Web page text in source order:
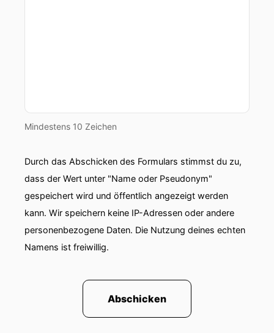
Mindestens 10 Zeichen
Durch das Abschicken des Formulars stimmst du zu,
dass der Wert unter "Name oder Pseudonym"
gespeichert wird und öffentlich angezeigt werden
kann. Wir speichern keine IP-Adressen oder andere
personenbezogene Daten. Die Nutzung deines echten
Namens ist freiwillig.
Abschicken